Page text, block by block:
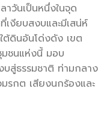
าวันเป็นหนึ่งในจุด
เงียบสงบและมีเสน่ห์
ดินอันโด่งดัง เขต
มชนแห่งนี้ มอบ
สู่ธรรมชาติ ท่ามกลาง
รกต เสียงนกร้องและ